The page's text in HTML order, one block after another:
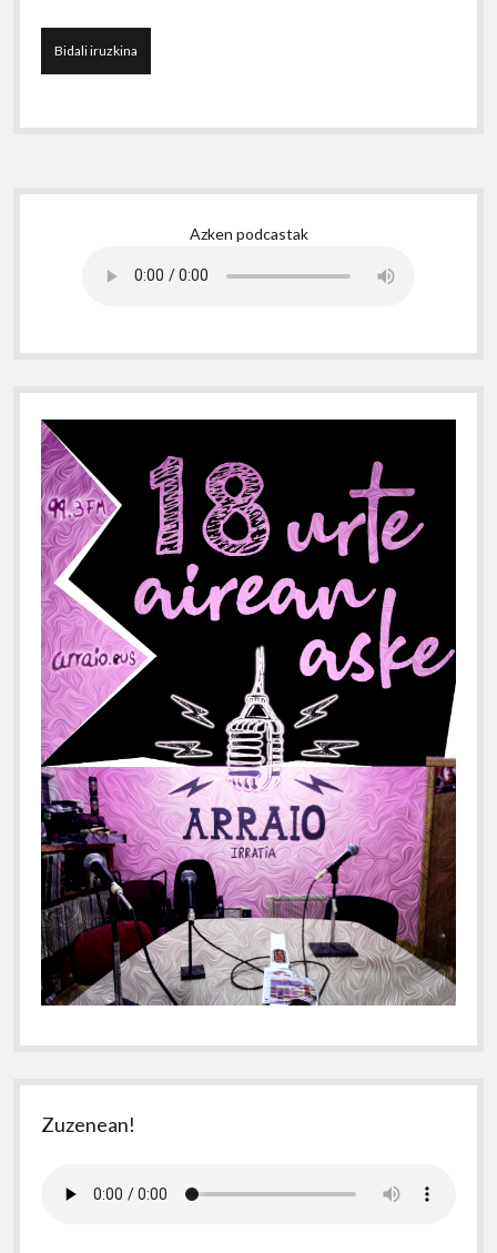
Sidebar
Azken podcastak
Zuzenean!